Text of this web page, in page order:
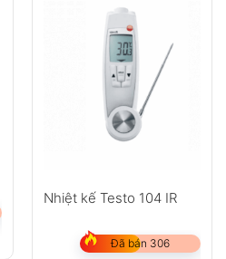
Nhiệt kế Testo 104 IR
Đã bán 306